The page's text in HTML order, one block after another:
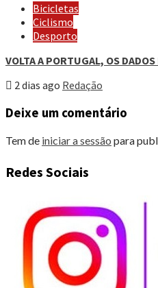
Bicicletas
Ciclismo
Desporto
VOLTA A PORTUGAL, OS
2 dias ago Redação
Deixe um comentário
Tem de iniciar a sessão para
Redes Sociais